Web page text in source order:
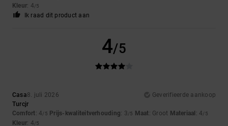
Kleur: 4/5
Ik raad dit product aan
4/5
Casa8. juli 2026
Geverifieerde aankoop
Turcjr
Comfort: 4/5 Prijs-kwaliteitverhouding: 3/5 Maat: Groot Materiaal : 4/5
Kleur: 4/5